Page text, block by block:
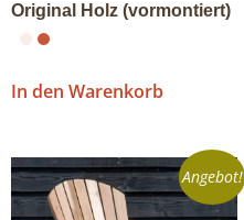
Original Holz (vormontiert)
In den Warenkorb
Angebot!